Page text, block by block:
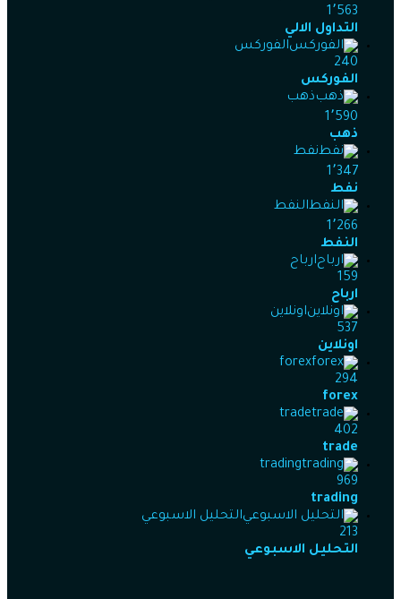
1٬563
التداول الالي
الفوركس
240
الفوركس
ذهب
1٬590
ذهب
نفط
1٬347
نفط
النفط
1٬266
النفط
ارباح
159
ارباح
اونلاين
537
اونلاين
forex
294
forex
trade
402
trade
trading
969
trading
التحليل الاسبوعي
213
التحليل الاسبوعي